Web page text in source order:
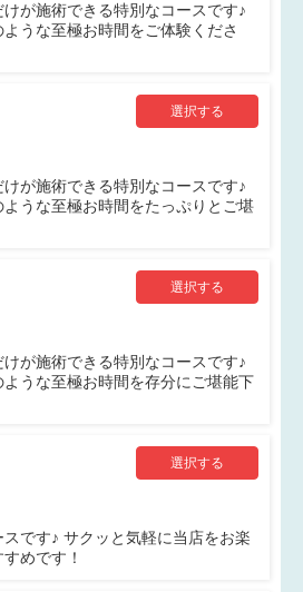
が施術できる特別なコースです♪
うな至極お時間をご体験くださ
選択する
が施術できる特別なコースです♪
ような至極お時間をたっぷりとご堪
選択する
が施術できる特別なコースです♪
ような至極お時間を存分にご堪能下
選択する
です♪ サクッと気軽に当店をお楽
めです！